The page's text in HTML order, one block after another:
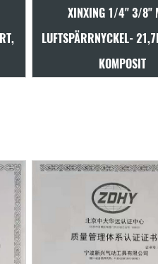
XINXING 1/2" 3/8"
102NM, SAFE TRIGGER,